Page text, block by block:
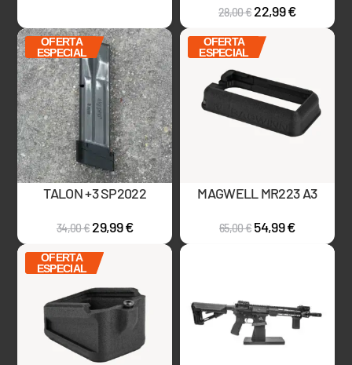
28,00€ 22,99€
OFERTA
ESPECIAL
TALON +3 SP2022
34,00€ 29,99€
OFERTA
ESPECIAL
MAGWELL MR223 A3
65,00€ 54,99€
OFERTA
ESPECIAL